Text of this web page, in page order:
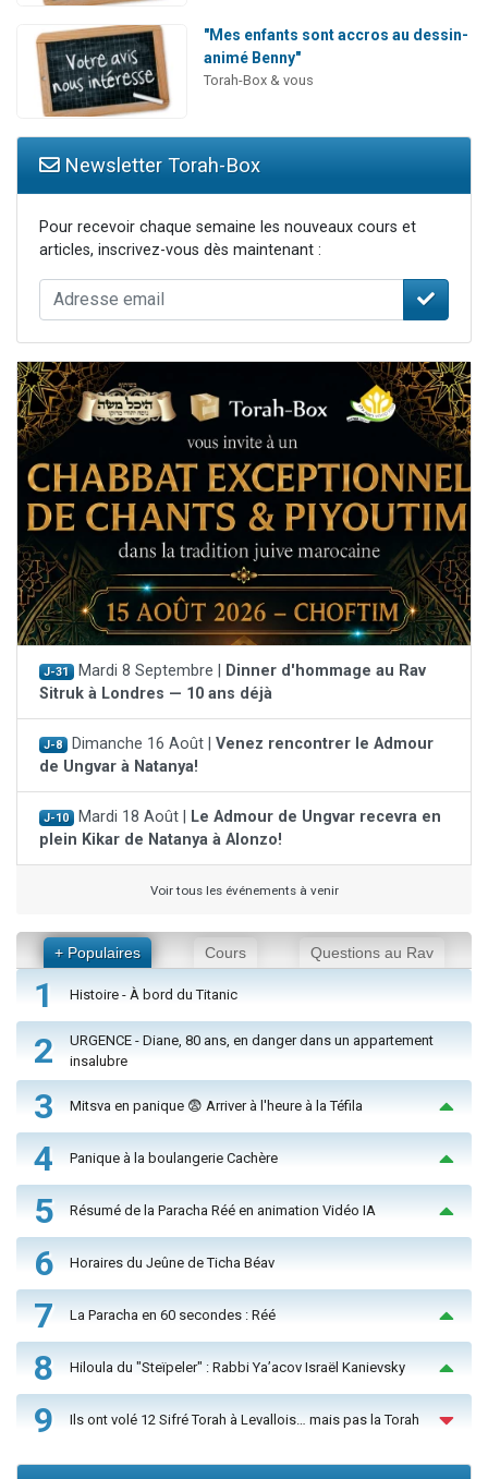
"Mes enfants sont accros au dessin-
animé Benny"
Torah-Box & vous
Newsletter Torah-Box
Pour recevoir chaque semaine les nouveaux cours et
articles, inscrivez-vous dès maintenant :
J-31 Mardi 8 Septembre |
Dinner d'hommage au Rav
Sitruk à Londres — 10 ans déjà
J-8 Dimanche 16 Août | Venez rencontrer le Admour
de Ungvar à Natanya!
J-10 Mardi 18 Août |
Le Admour de Ungvar recevra en
plein Kikar de Natanya à Alonzo!
Voir tous les événements à venir
+ Populaires Cours Questions au Rav
1 Histoire - À bord du Titanic
2
URGENCE - Diane, 80 ans, en danger dans un appartement
insalubre
3 Mitsva en panique 😨 Arriver à l'heure à la Téfila
4 Panique à la boulangerie Cachère
5 Résumé de la Paracha Réé en animation Vidéo IA
6 Horaires du Jeûne de Ticha Béav
7 La Paracha en 60 secondes : Réé
8 Hiloula du "Steïpeler" : Rabbi Ya’acov Israël Kanievsky
9 Ils ont volé 12 Sifré Torah à Levallois… mais pas la Torah